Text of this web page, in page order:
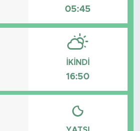
05:45
İKINDI
16:50